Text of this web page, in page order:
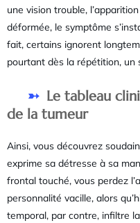
une vision trouble,
déformée, le symptôme
fait, certains ignorent
pourtant dès la répétition, un
Le tableau
de la tumeur
Ainsi, vous découvrez
exprime sa détresse à sa
frontal touché, vous perdez
personnalité vacille, alors
temporal, par contre, infiltre